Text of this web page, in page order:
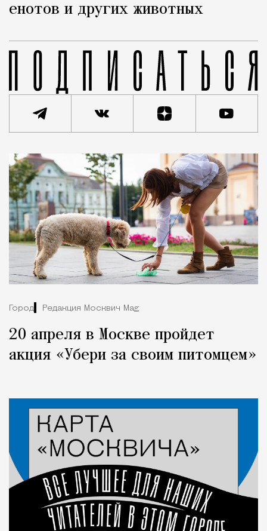
енотов и других животных
Город Редакция Москвич Mag
20 апреля в Москве пройдет
акция «Убери за своим питомцем»